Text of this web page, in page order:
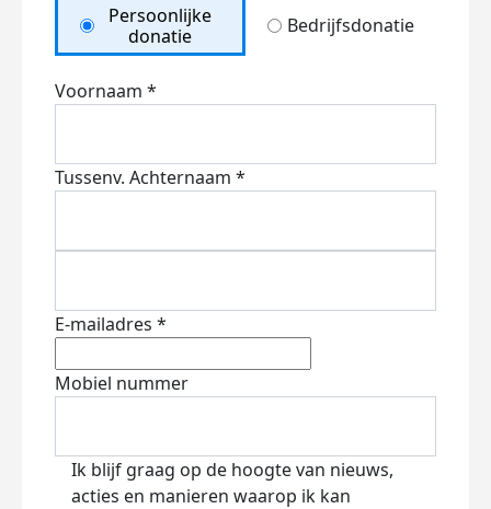
Persoonlijke
donatie
Bedrijfsdonatie
Voornaam *
Tussenv. Achternaam *
E-mailadres *
Mobiel nummer
Ik blijf graag op de hoogte van nieuws,
acties en manieren waarop ik kan